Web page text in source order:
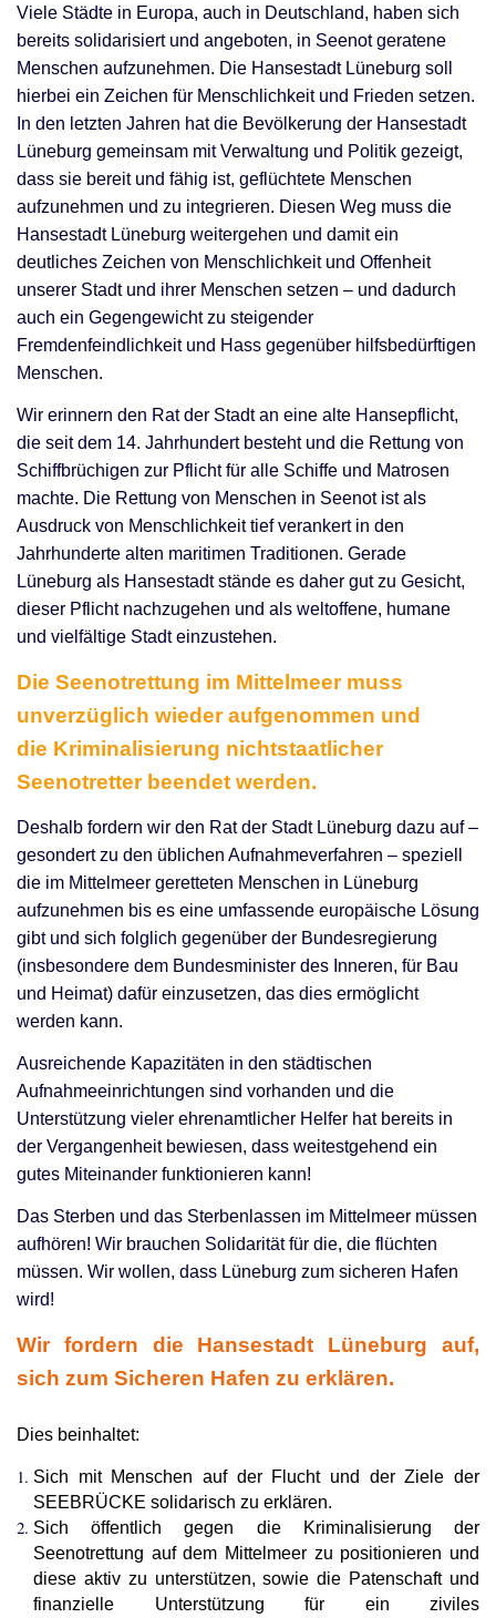
Viele Städte in Europa, auch in Deutschland, haben sich
bereits solidarisiert und angeboten, in Seenot geratene
Menschen aufzunehmen. Die Hansestadt Lüneburg soll
hierbei ein Zeichen für Menschlichkeit und Frieden setzen.
In den letzten Jahren hat die Bevölkerung der Hansestadt
Lüneburg gemeinsam mit Verwaltung und Politik gezeigt,
dass sie bereit und fähig ist, geflüchtete Menschen
aufzunehmen und zu integrieren. Diesen Weg muss die
Hansestadt Lüneburg weitergehen und damit ein
deutliches Zeichen von Menschlichkeit und Offenheit
unserer Stadt und ihrer Menschen setzen – und dadurch
auch ein Gegengewicht zu steigender
Fremdenfeindlichkeit und Hass gegenüber hilfsbedürftigen
Menschen.
Wir erinnern den Rat der Stadt an eine alte Hansepflicht,
die seit dem 14. Jahrhundert besteht und die Rettung von
Schiffbrüchigen zur Pflicht für alle Schiffe und Matrosen
machte. Die Rettung von Menschen in Seenot ist als
Ausdruck von Menschlichkeit tief verankert in den
Jahrhunderte alten maritimen Traditionen. Gerade
Lüneburg als Hansestadt stände es daher gut zu Gesicht,
dieser Pflicht nachzugehen und als weltoffene, humane
und vielfältige Stadt einzustehen.
Die Seenotrettung im Mittelmeer muss
unverzüglich wieder aufgenommen und
die Kriminalisierung nichtstaatlicher
Seenotretter beendet werden.
Deshalb fordern wir den Rat der Stadt Lüneburg dazu auf –
gesondert zu den üblichen Aufnahmeverfahren – speziell
die im Mittelmeer geretteten Menschen in Lüneburg
aufzunehmen bis es eine umfassende europäische Lösung
gibt und sich folglich gegenüber der Bundesregierung
(insbesondere dem Bundesminister des Inneren, für Bau
und Heimat) dafür einzusetzen, das dies ermöglicht
werden kann.
Ausreichende Kapazitäten in den städtischen
Aufnahmeeinrichtungen sind vorhanden und die
Unterstützung vieler ehrenamtlicher Helfer hat bereits in
der Vergangenheit bewiesen, dass weitestgehend ein
gutes Miteinander funktionieren kann!
Das Sterben und das Sterbenlassen im Mittelmeer müssen
aufhören! Wir brauchen Solidarität für die, die flüchten
müssen. Wir wollen, dass Lüneburg zum sicheren Hafen
wird!
Wir fordern die Hansestadt Lüneburg auf,
sich zum Sicheren Hafen zu erklären.
Dies beinhaltet:
Sich mit Menschen auf der Flucht und der Ziele der
SEEBRÜCKE solidarisch zu erklären.
Sich öffentlich gegen die Kriminalisierung der
Seenotrettung auf dem Mittelmeer zu positionieren und
diese aktiv zu unterstützen, sowie die Patenschaft und
finanzielle Unterstützung für ein ziviles